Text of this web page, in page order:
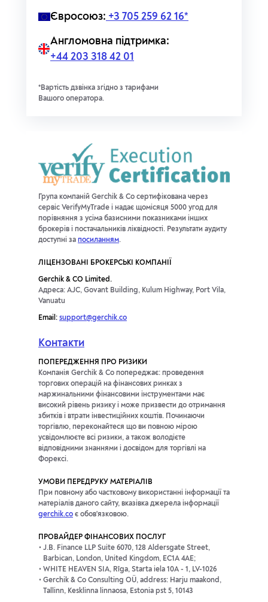
Євросоюз: +3 705 259 62 16*
Англомовна підтримка:
+44 203 318 42 01
*Вартість дзвінка згідно з тарифами
Вашого оператора.
Група компаній Gerchik & Co сертифікована через
сервіс VerifyMyTrade і надає щомісяця 5000 угод для
порівняння з усіма базисними показниками інших
брокерів і постачальників ліквідності. Результати аудиту
доступні за посиланням.
ЛІЦЕНЗОВАНІ БРОКЕРСЬКІ КОМПАНІЇ
Gerchik & CO Limited.
Адреса: AJC, Govant Building, Kulum Highway, Port Vila,
Vanuatu
Email: support@gerchik.co
Контакти
ПОПЕРЕДЖЕННЯ ПРО РИЗИКИ
Компанія Gerchik & Co попереджає: проведення
торгових операцій на фінансових ринках з
маржинальними фінансовими інструментами має
високий рівень ризику і може призвести до отримання
збитків і втрати інвестиційних коштів. Починаючи
торгівлю, переконайтеся що ви повною мірою
усвідомлюєте всі ризики, а також володієте
відповідними знаннями і досвідом для торгівлі на
Форексі.
УМОВИ ПЕРЕДРУКУ МАТЕРІАЛІВ
При повному або частковому використанні інформації та
матеріалів даного сайту, вказівка джерела інформації
gerchik.co є обов'язковою.
ПРОВАЙДЕР ФІНАНСОВИХ ПОСЛУГ
J.B. Finance LLP Suite 6070, 128 Aldersgate Street,
Barbican, London, United Kingdom, EC1A 4AE;
WHITE HEAVEN SIA, Rīga, Starta iela 10A - 1, LV-1026
Gerchik & Co Consulting OÜ, address: Harju maakond,
Tallinn, Kesklinna linnaosa, Estonia pst 5, 10143